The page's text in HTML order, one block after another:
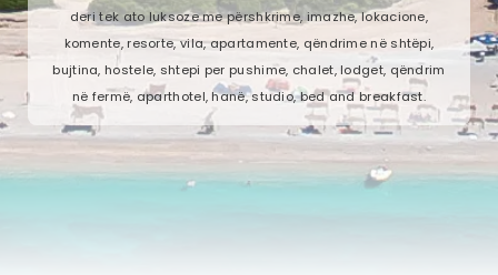
deri tek ato luksoze me përshkrime, imazhe, lokacione,
komente, resorte, vila, apartamente, qëndrime në shtëpi,
bujtina, hostele, shtepi per pushime, chalet, lodget, qëndrim
në fermë, aparthotel, hanë, studio, bed and breakfast.